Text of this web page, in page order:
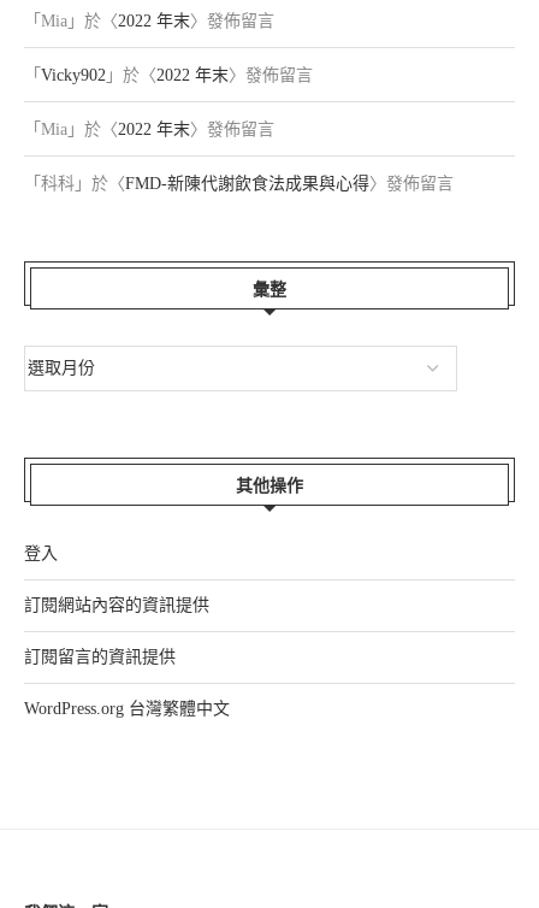
「 Mia 」於〈2022 年末〉發佈留言
「 Vicky902 」於〈2022 年末〉發佈留言
「 Mia 」於〈2022 年末〉發佈留言
「 科科 」於〈FMD-新陳代謝飲食法成果與心得〉發佈留言
彙整
其他操作
登入
訂閱網站內容的資訊提供
訂閱留言的資訊提供
WordPress.org 台灣繁體中文